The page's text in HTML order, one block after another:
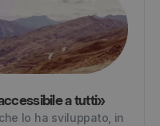
a tutti»
lo ha sviluppato, in